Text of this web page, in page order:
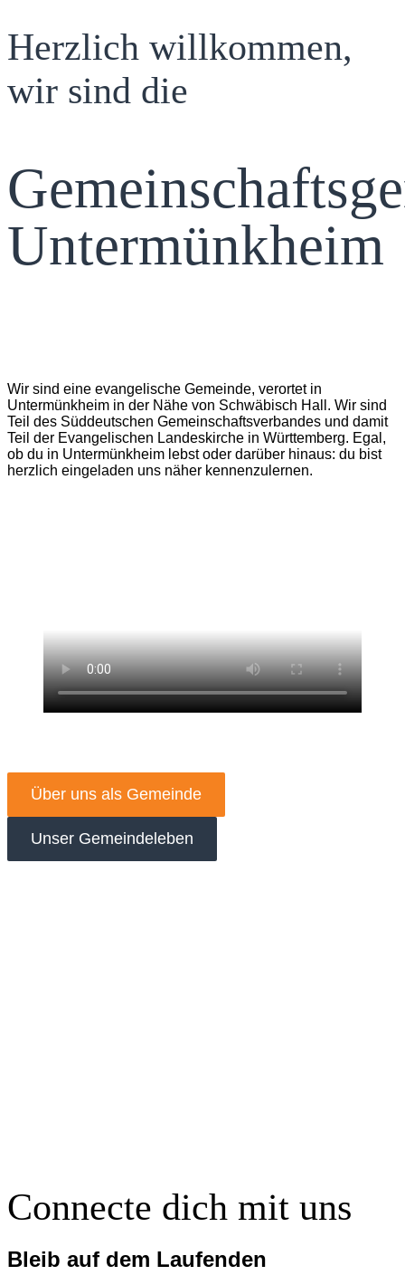
Herzlich willkommen,
wir sind die
Untermünkheim
Wir sind eine evangelische Gemeinde, verortet in
Untermünkheim in der Nähe von Schwäbisch Hall. Wir sind
Teil des Süddeutschen Gemeinschaftsverbandes und damit
Teil der Evangelischen Landeskirche in Württemberg. Egal,
ob du in Untermünkheim lebst oder darüber hinaus: du bist
herzlich eingeladen uns näher kennenzulernen.
Über uns als Gemeinde
Unser Gemeindeleben
Connecte dich mit uns
Bleib auf dem Laufenden